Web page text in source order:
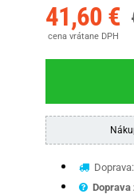
41,60 €
cena vrátane DPH
Doprava